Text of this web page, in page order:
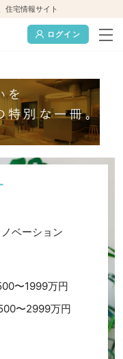
住宅情報サイト
ログイン
ノベーション
〜1999万円
〜2999万円